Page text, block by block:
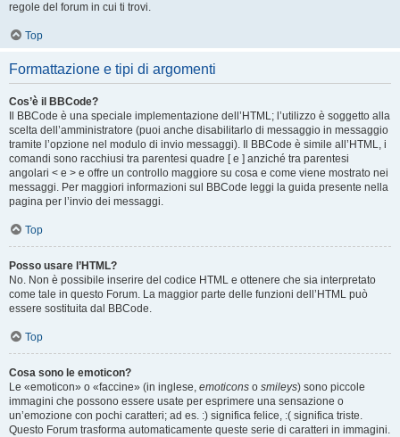
regole del forum in cui ti trovi.
Top
Formattazione e tipi di argomenti
Cos’è il BBCode?
Il BBCode è una speciale implementazione dell’HTML; l’utilizzo è soggetto alla
scelta dell’amministratore (puoi anche disabilitarlo di messaggio in messaggio
tramite l’opzione nel modulo di invio messaggi). Il BBCode è simile all’HTML, i
comandi sono racchiusi tra parentesi quadre [ e ] anziché tra parentesi
angolari < e > e offre un controllo maggiore su cosa e come viene mostrato nei
messaggi. Per maggiori informazioni sul BBCode leggi la guida presente nella
pagina per l’invio dei messaggi.
Top
Posso usare l’HTML?
No. Non è possibile inserire del codice HTML e ottenere che sia interpretato
come tale in questo Forum. La maggior parte delle funzioni dell’HTML può
essere sostituita dal BBCode.
Top
Cosa sono le emoticon?
Le «emoticon» o «faccine» (in inglese, emoticons o smileys) sono piccole
immagini che possono essere usate per esprimere una sensazione o
un’emozione con pochi caratteri; ad es. :) significa felice, :( significa triste.
Questo Forum trasforma automaticamente queste serie di caratteri in immagini.